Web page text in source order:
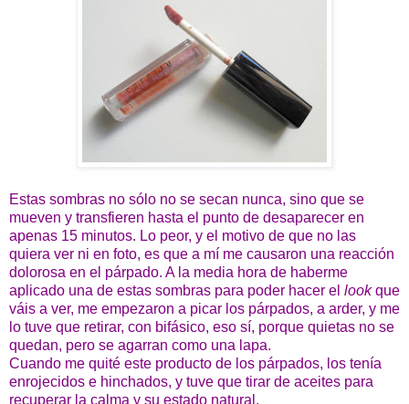
Estas sombras no sólo no se secan nunca, sino que se
mueven y transfieren hasta el punto de desaparecer en
apenas 15 minutos. Lo peor, y el motivo de que no las
quiera ver ni en foto, es que a mí me causaron una reacción
dolorosa en el párpado. A la media hora de haberme
aplicado una de estas sombras para poder hacer el lookque
váis a ver, me empezaron a picar los párpados, a arder, y me
lo tuve que retirar, con bifásico, eso sí, porque quietas no se
quedan, pero se agarran como una lapa.
Cuando me quité este producto de los párpados, los tenía
enrojecidos e hinchados, y tuve que tirar de aceites para
recuperar la calma y su estado natural.